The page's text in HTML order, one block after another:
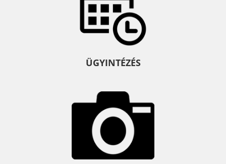
ÜGYINTÉZÉS